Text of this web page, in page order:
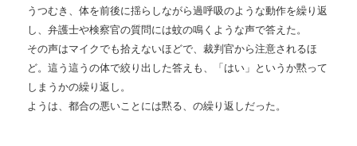
うつむき、体を前後に揺らしながら過呼吸のような動作を繰り返
し、弁護士や検察官の質問には蚊の鳴くような声で答えた。
その声はマイクでも拾えないほどで、裁判官から注意されるほ
ど。這う這うの体で絞り出した答えも、「はい」というか黙って
しまうかの繰り返し。
ようは、都合の悪いことには黙る、の繰り返しだった。